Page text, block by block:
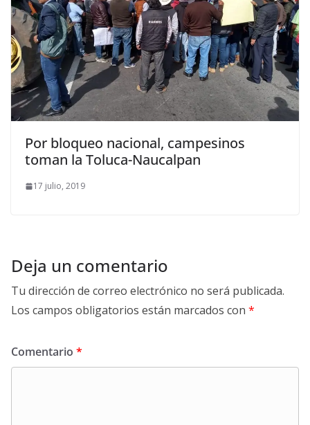
Por bloqueo nacional, campesinos
toman la Toluca-Naucalpan
17 julio, 2019
Deja un comentario
Tu dirección de correo electrónico no será publicada.
Los campos obligatorios están marcados con *
Comentario *